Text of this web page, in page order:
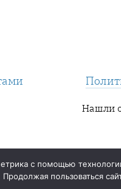
Нашли
с помощью
Продолжая пользоваться